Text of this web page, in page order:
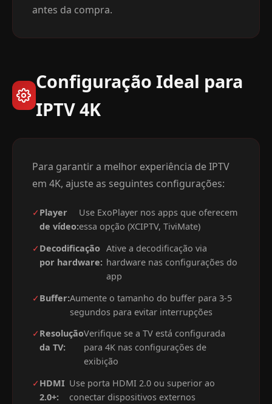
antes da compra.
Configuração Ideal para
IPTV 4K
Para garantir a melhor experiência de IPTV
em 4K, ajuste as seguintes configurações:
✓Player
de vídeo:
Use ExoPlayer nos apps que oferecem
essa opção (XCIPTV, TiviMate)
✓Decodificação
por hardware:
Ative a decodificação via
hardware nas configurações do
app
✓Buffer:Aumente o tamanho do buffer para 3-5
segundos para evitar interrupções
✓Resolução
da TV:
Verifique se a TV está configurada
para 4K nas configurações de
exibição
✓HDMI
2.0+:
Use porta HDMI 2.0 ou superior ao
conectar dispositivos externos